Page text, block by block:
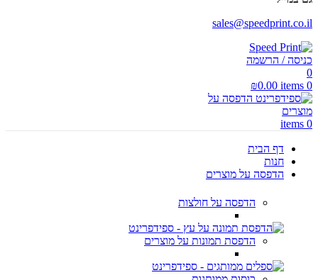
sales@speedprint.co.il
כניסה / הרשמה
0
0
items
₪0.00
0
items
דף הבית
חנות
הדפסה על מוצרים
הדפסה על חולצות
הדפסת תמונות על מוצרים